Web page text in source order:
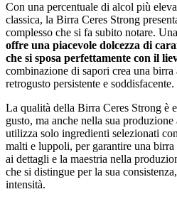
Con una percentuale di alcol più
classica, la Birra Ceres Strong
complesso che si fa subito notare.
offre una piacevole dolcezza di
che si sposa perfettamente con il
combinazione di sapori crea una
retrogusto persistente e soddisfacente.
La qualità della Birra Ceres Strong è
gusto, ma anche nella sua
utilizza solo ingredienti selezionati
malti e luppoli, per garantire una birra
ai dettagli e la maestria nella
che si distingue per la sua
intensità.